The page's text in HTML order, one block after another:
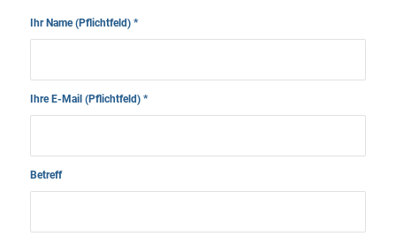
Ihr Name (Pflichtfeld) *
Ihre E-Mail (Pflichtfeld) *
Betreff